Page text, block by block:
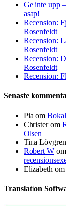
Ge inte upp
asap!
Recension:
Rosenfeldt
Recension:
Rosenfeldt
Recension:
Rosenfeldt
Recension:
Senaste
Pia om
Christerom
Olsen
Tina Lövgren
Robert W om
Elizabeth om
Translation